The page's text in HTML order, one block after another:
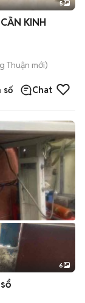
5
KINH
Thuận mới)
số Chat
+2
6
sổ